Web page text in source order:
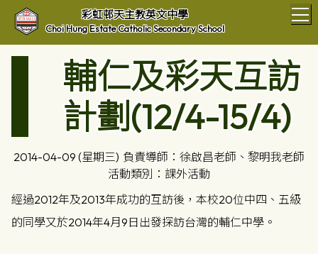
彩虹邨天主教英文中學
Choi Hung Estate Catholic Secondary School
輔仁及彩天互訪
計劃(12/4-15/4)
2014-04-09 (星期三) 負責導師：徐啟昌老師、黎明我老師
活動類別：課外活動
經過2012年及2013年成功的互訪後，本校20位中四、五級
的同學又於2014年4月9日出發探訪台灣的輔仁中學。